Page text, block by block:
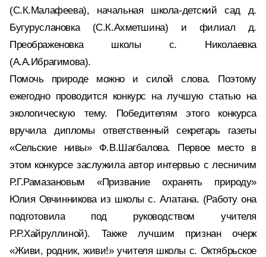
(С.К.Малафеева), начальная школа-детский сад д.
Бугуруслановка (С.К.Ахметшина) и филиал д.
Преображеновка школы с. Николаевка
(А.А.Ибрагимова).
Помочь природе можно и силой слова. Поэтому
ежегодно проводится конкурс на лучшую статью на
экологическую тему. Победителям этого конкурса
вручила дипломы ответственный секретарь газеты
«Сельские нивы» Ф.В.Шагбалова. Первое место в
этом конкурсе заслужила автор интервью с лесничим
Р.Г.Рамазановым «Призвание охранять природу»
Юлия Овчинникова из школы с. Алатана. (Работу она
подготовила под руководством учителя
Р.Р.Хайруллиной). Также лучшим признан очерк
«Живи, родник, живи!» учителя школы с. Октябрьское